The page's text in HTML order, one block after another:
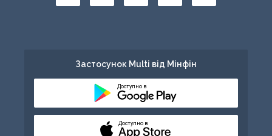
Застосунок Multi від Мінфін
Доступно в
Доступно в